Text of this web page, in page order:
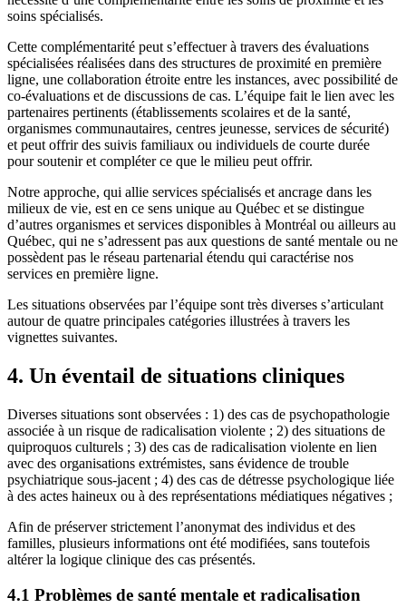
soins spécialisés.
Cette complémentarité peut s’effectuer à travers des évaluations
spécialisées réalisées dans des structures de proximité en première
ligne, une collaboration étroite entre les instances, avec possibilité de
co-évaluations et de discussions de cas. L’équipe fait le lien avec les
partenaires pertinents (établissements scolaires et de la santé,
organismes communautaires, centres jeunesse, services de sécurité)
et peut offrir des suivis familiaux ou individuels de courte durée
pour soutenir et compléter ce que le milieu peut offrir.
Notre approche, qui allie services spécialisés et ancrage dans les
milieux de vie, est en ce sens unique au Québec et se distingue
d’autres organismes et services disponibles à Montréal ou ailleurs au
Québec, qui ne s’adressent pas aux questions de santé mentale ou ne
possèdent pas le réseau partenarial étendu qui caractérise nos
services en première ligne.
Les situations observées par l’équipe sont très diverses s’articulant
autour de quatre principales catégories illustrées à travers les
vignettes suivantes.
4. Un éventail de situations cliniques
Diverses situations sont observées : 1) des cas de psychopathologie
associée à un risque de radicalisation violente ; 2) des situations de
quiproquos culturels ; 3) des cas de radicalisation violente en lien
avec des organisations extrémistes, sans évidence de trouble
psychiatrique sous-jacent ; 4) des cas de détresse psychologique liée
à des actes haineux ou à des représentations médiatiques négatives ;
Afin de préserver strictement l’anonymat des individus et des
familles, plusieurs informations ont été modifiées, sans toutefois
altérer la logique clinique des cas présentés.
4.1 Problèmes de santé mentale et radicalisation